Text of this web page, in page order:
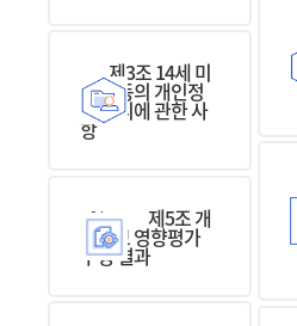
제3조 14세 미
만 아동의 개인정
보 처리에 관한 사
항
<%-제5조 개
인정보 영향평가
수행 결과